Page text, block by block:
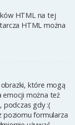
HTML na tej
HTML można
które mogą
emocji można też
podczas gdy :(
poziomu formularza